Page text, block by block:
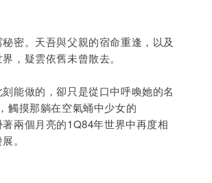
密。天吾與父親的宿命重逢，以及
，疑雲依舊未曾散去。
能做的，卻只是從口中呼喚她的名
觸摸那躺在空氣蛹中少女的
兩個月亮的1Q84年世界中再度相
。